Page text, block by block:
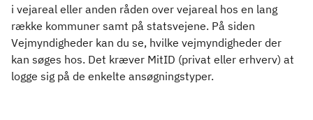
i vejareal eller anden råden over vejareal hos en lang
række kommuner samt på statsvejene. På siden
Vejmyndigheder kan du se, hvilke vejmyndigheder der
kan søges hos. Det kræver MitID (privat eller erhverv) at
logge sig på de enkelte ansøgningstyper.